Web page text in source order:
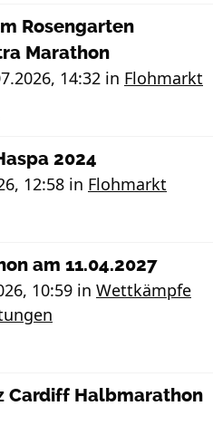
Rosengarten
Marathon
14:32 in Flohmarkt
2024
12:58 in Flohmarkt
am 11.04.2027
10:59 in Wettkämpfe
Cardiff Halbmarathon